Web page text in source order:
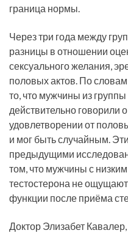
граница нормы.
Через три года между
разницы в отношении
сексуального желания,
половых актов. По
то, что мужчины из
действительно говорили
удовлетворении от
и мог быть случайным.
предыдущими
том, что мужчины с
тестостерона не
функции после приёма
Доктор Элизабет